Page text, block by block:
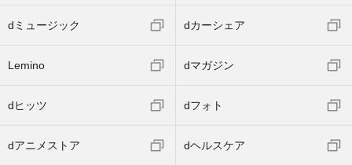
dミュージック dカーシェア
Lemino dマガジン
dヒッツ dフォト
dアニメストア dヘルスケア